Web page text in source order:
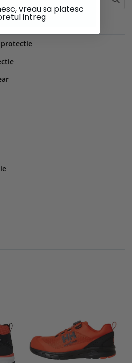
protectie
vreau sa platesc
intreg